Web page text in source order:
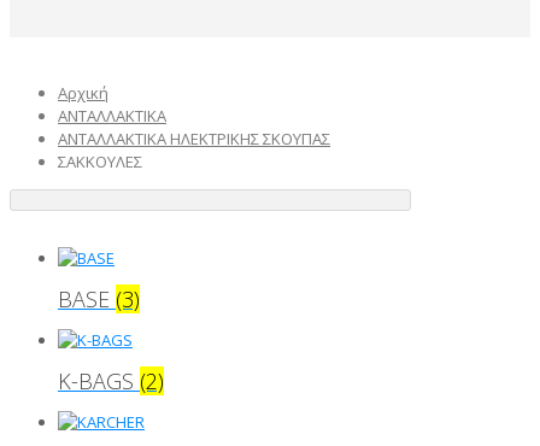
Αρχική
ΑΝΤΑΛΛΑΚΤΙΚΑ
ΑΝΤΑΛΛΑΚΤΙΚΑ ΗΛΕΚΤΡΙΚΗΣ ΣΚΟΥΠΑΣ
ΣΑΚΚΟΥΛΕΣ
BASE (3)
K-BAGS (2)